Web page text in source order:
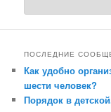
ПОСЛЕДНИЕ
Как удобно
шести человек?
Порядок в